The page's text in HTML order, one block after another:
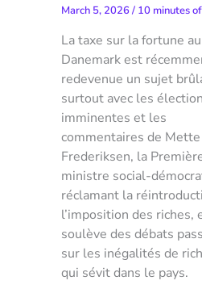
March 5, 2026/ 10 minutes
La taxe sur la fortune au
Danemark est
redevenue un sujet
surtout avec les
imminentes et les
commentaires de Mette
Frederiksen, la
ministre social-
réclamant la
l’imposition des riches,
soulève des débats
sur les inégalités de
qui sévit dans le pays.